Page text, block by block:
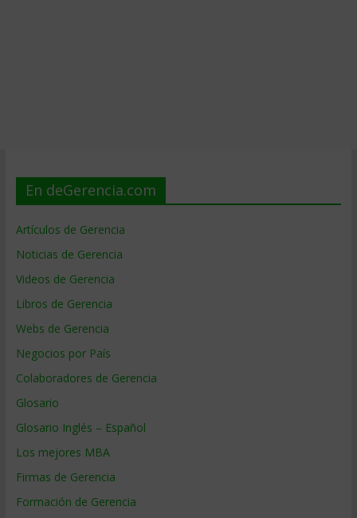
En deGerencia.com
Artículos de Gerencia
Noticias de Gerencia
Videos de Gerencia
Libros de Gerencia
Webs de Gerencia
Negocios por País
Colaboradores de Gerencia
Glosario
Glosario Inglés – Español
Los mejores MBA
Firmas de Gerencia
Formación de Gerencia